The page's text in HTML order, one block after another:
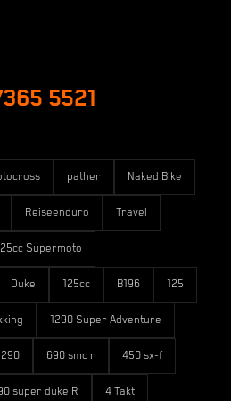
5521
pather Naked Bike
Reiseenduro Travel
Supermoto
Duke 125cc B196 125
1290 Super Adventure
690 smc r 450 sx-f
super duke R 4 Takt